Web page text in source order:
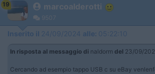
19 marcoalderotti
9507
Inserito il 24/09/2024 alle: 05:22:10
In risposta al messaggio di naldorm del 23/09/
Cercando ad esempio tappo USB c su eBay